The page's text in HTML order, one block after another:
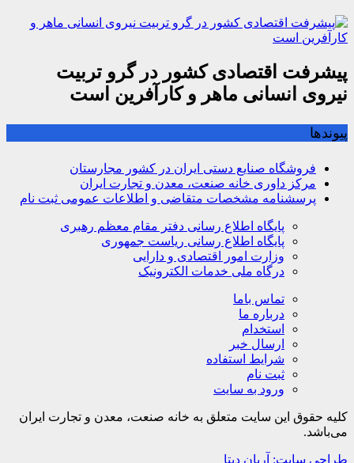
پیشرفت اقتصادی کشور در گرو تربیت
نیروی انسانی ماهر و کارآفرین است
پیوندها
فروشگاه صنایع دستی ایران در کشور مجارستان
مرکز داوری خانه صنعت، معدن و تجارت ایران
پرسشنامه مشخصات متقاضی و اطلاعات عمومی ثبت نام
پایگاه اطلاع رسانی دفتر مقام معظم رهبری
پایگاه اطلاع رسانی ریاست جمهوری
وزارت امور اقتصادی و دارایی
درگاه ملی خدمات الکترونیک
تماس باما
درباره ما
استخدام
ارسال خبر
شرایط استفاده
ثبت نام
ورود به سایت
کلیه حقوق این سایت متعلق به خانه صنعت، معدن و تجارت ایران
می‌باشد.
طراحی سایت: آریان دیتا